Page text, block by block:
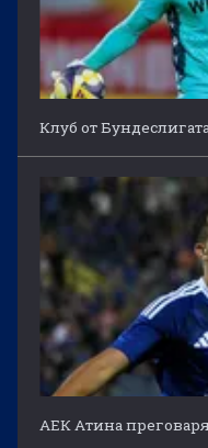
Клуб от
АЕК Атина